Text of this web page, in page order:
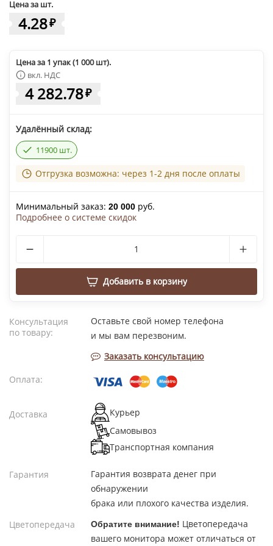
Цена за шт.
4.28₽
Цена за 1 упак (1 000 шт).
вкл. НДС
4 282.78₽
Удалённый склад:
11900 шт.
Отгрузка возможна: через 1-2 дня после оплаты
Минимальный заказ: 20 000 руб.
Подробнее о системе скидок
Добавить в корзину
Консультация
по товару:
Оставьте свой номер телефона
и мы вам перезвоним.
Заказать консультацию
Оплата:
Доставка
Курьер
Самовывоз
Транспортная компания
Гарантия
Гарантия возврата денег при
обнаружении
брака или плохого качества изделия.
Цветопередача
Обратите внимание! Цветопередача
вашего монитора может отличаться от